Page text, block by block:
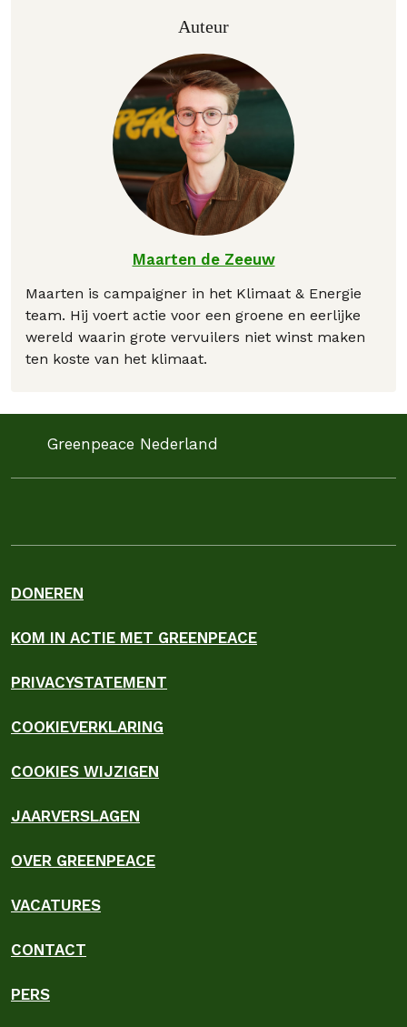
Auteur
Maarten de Zeeuw
Maarten is campaigner in het Klimaat & Energie
team. Hij voert actie voor een groene en eerlijke
wereld waarin grote vervuilers niet winst maken
ten koste van het klimaat.
Greenpeace Nederland
DONEREN
KOM IN ACTIE MET GREENPEACE
PRIVACYSTATEMENT
COOKIEVERKLARING
COOKIES WIJZIGEN
JAARVERSLAGEN
OVER GREENPEACE
VACATURES
CONTACT
PERS